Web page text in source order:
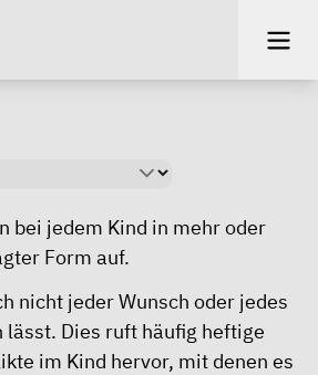
bei jedem Kind in mehr oder
Form auf.
nicht jeder Wunsch oder jedes
Dies ruft häufig heftige
im Kind hervor, mit denen es